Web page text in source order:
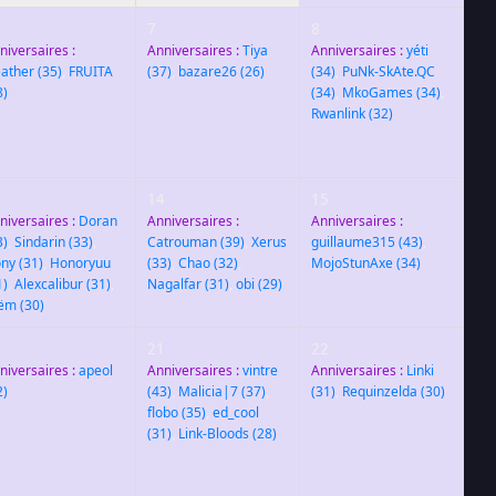
:
(35) FRUITA
Anniversaires :Tiya
(37) bazare26(26)
Anniversaires :yéti
(34) PuNk-SkAte.QC
(34) MkoGames (34)
Rwanlink(32)
: Doran
Sindarin(33)
(31) Honoryuu
Alexcalibur(31)
(30)
Anniversaires :
Catrouman(39) Xerus
(33) Chao(32)
Nagalfar(31) obi (29)
Anniversaires :
guillaume315(43)
MojoStunAxe(34)
:apeol
Anniversaires :vintre
(43) Malicia|7(37)
flobo(35) ed_cool
(31) Link-Bloods (28)
Anniversaires : Linki
(31) Requinzelda (30)